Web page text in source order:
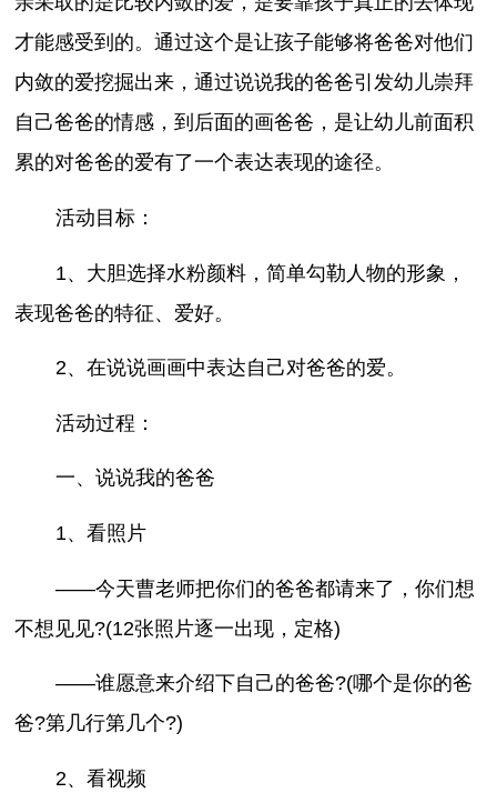
才能感受到的。通过这个是让孩子能够将爸爸对他们
内敛的爱挖掘出来，通过说说我的爸爸引发幼儿崇拜
自己爸爸的情感，到后面的画爸爸，是让幼儿前面积
累的对爸爸的爱有了一个表达表现的途径。
活动目标：
1、大胆选择水粉颜料，简单勾勒人物的形象，
表现爸爸的特征、爱好。
2、在说说画画中表达自己对爸爸的爱。
活动过程：
一、说说我的爸爸
1、看照片
——今天曹老师把你们的爸爸都请来了，你们想
不想见见?(12张照片逐一出现，定格)
——谁愿意来介绍下自己的爸爸?(哪个是你的爸
爸?第几行第几个?)
2、看视频